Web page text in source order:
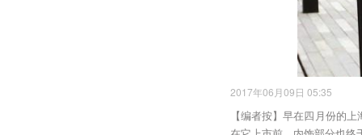
2017年06月09日 05:35
【编者按】早在四月份的